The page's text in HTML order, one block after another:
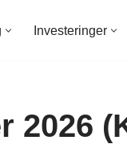
Investeringer
2026